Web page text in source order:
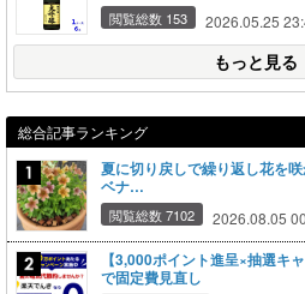
閲覧総数 153 2026.05.25
もっと見る
総合記事ランキング
夏に切り戻しで繰り返し花を
ベナ…
閲覧総数 7102 2026.08.05
【3,000ポイント進呈×抽選キ
で固定費見直し